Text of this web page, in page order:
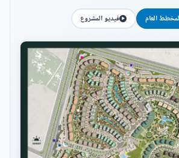
العام فيديو المشروع